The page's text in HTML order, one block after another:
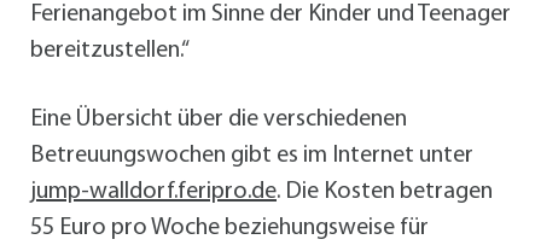
Ferienangebot im Sinne der Kinder und Teenager
bereitzustellen.“
Eine Übersicht über die verschiedenen
Betreuungswochen gibt es im Internet unter
jump-walldorf.feripro.de. Die Kosten betragen
55 Euro pro Woche beziehungsweise für